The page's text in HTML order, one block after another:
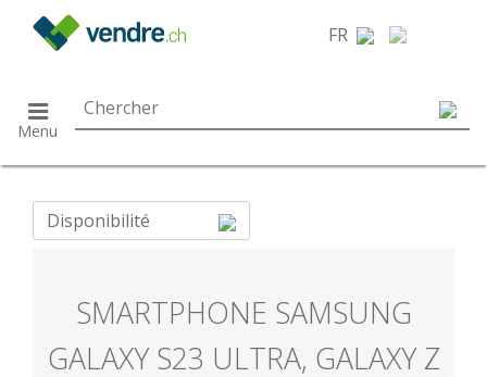
FR
Menu
Disponibilité
SMARTPHONE SAMSUNG
GALAXY S23 ULTRA, GALAXY Z